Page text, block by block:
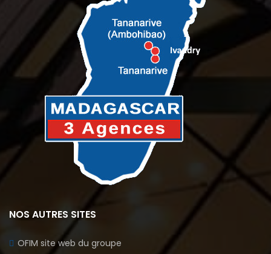
NOS AUTRES SITES
OFIM site web du groupe